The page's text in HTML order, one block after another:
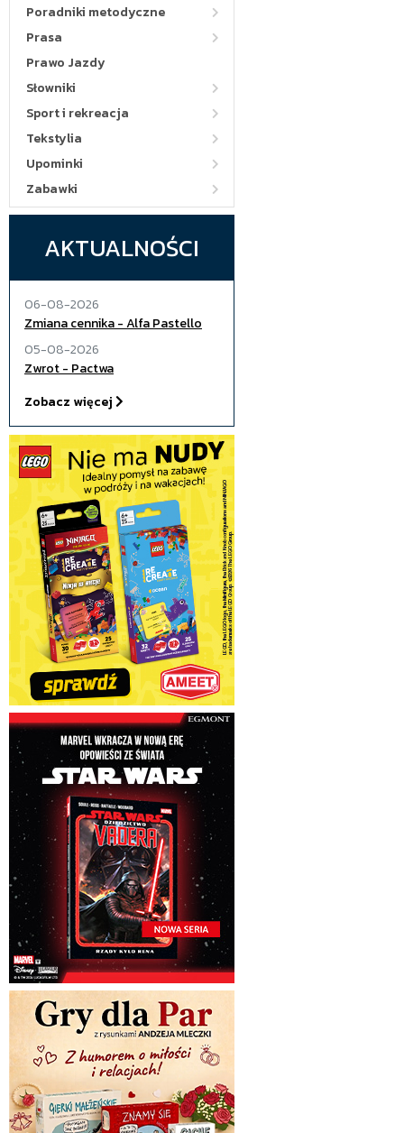
Poradniki metodyczne
Prasa
Prawo Jazdy
Słowniki
Sport i rekreacja
Tekstylia
Upominki
Zabawki
AKTUALNOŚCI
06-08-2026
Zmiana cennika - Alfa Pastello
05-08-2026
Zwrot - Pactwa
Zobacz więcej